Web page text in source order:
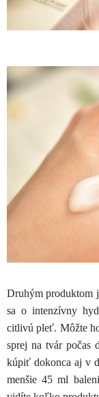
Druhým produktom
sa o intenzívny
citlivú pleť. Môžte
sprej na tvár počas
kúpiť dokonca aj v
menšie 45 ml